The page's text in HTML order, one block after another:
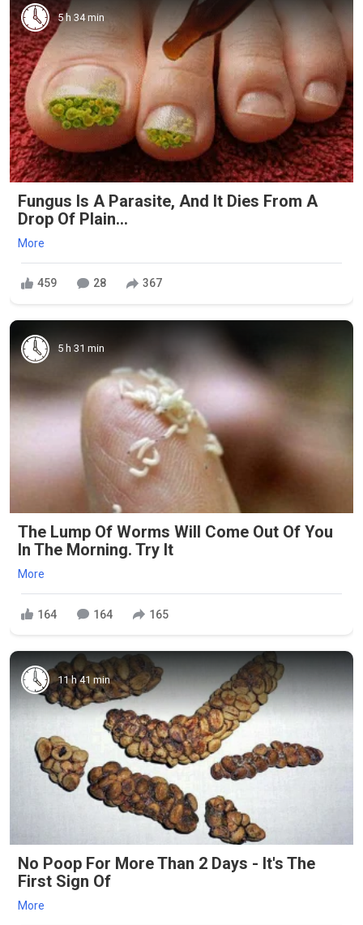
5 h 34 min
Fungus Is A Parasite, And It Dies From A
Drop Of Plain...
More
459 28 367
5 h 31 min
The Lump Of Worms Will Come Out Of You
In The Morning. Try It
More
164 164 165
11 h 41 min
No Poop For More Than 2 Days - It's The
First Sign Of
More